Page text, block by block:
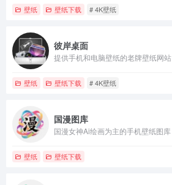
壁纸 壁纸下载 # 4K壁纸
彼岸桌面
提供手机和电脑壁纸的老牌壁纸网站
壁纸 壁纸下载 # 4K壁纸
国漫图库
国漫女神Ai绘画为主的手机壁纸图库
壁纸 壁纸下载